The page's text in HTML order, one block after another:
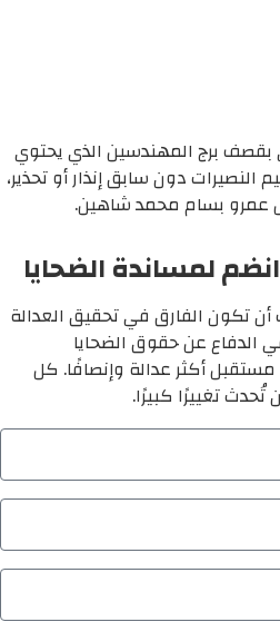
بقصف برج المهندسين الذي يحتوي
دون سابق إنذار أو تحذير،
عمرو بسام محمد شاهين.
لمساندة الضحايا
تكون الفارق في تحقيق العدالة
الدفاع عن حقوق الضحايا
أكثر عدالة وإنصافًا. كل
تغييرًا كبيرًا.